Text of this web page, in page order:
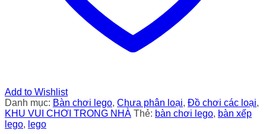
Add to Wishlist
Danh mục: Bàn chơi lego, Chưa phân loại, Đồ chơi các loại,
KHU VUI CHƠI TRONG NHÀ Thẻ: bàn chơi lego, bàn xếp
lego, lego